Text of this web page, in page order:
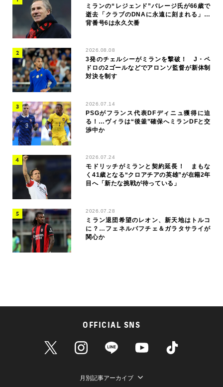
ミランの“レジェンド”バレージ氏が66歳で
逝去「クラブのDNAに永遠に刻まれる」…
背番号6は永久欠番
2026.08.08
3発のチェルシーがミランを撃破！ J・ペ
ドロの2ゴールなどでアロンソ監督が新体制
対決を制す
2026.07.14
PSGがフランス代表DFディニュ獲得に迫
る！…ヴィラは“後釜”確保へミランDFと交
渉中か
2026.07.24
モドリッチがミランと契約延長！ まもな
く41歳となる“クロアチアの英雄”が在籍2年
目へ「新たな挑戦が待っている」
2026.07.28
ミラン退団希望のレオン、新天地はトルコ
に？…フェネルバフチェ＆ガラタサライが
関心か
OFFICIAL SNS
月別記事アーカイブ